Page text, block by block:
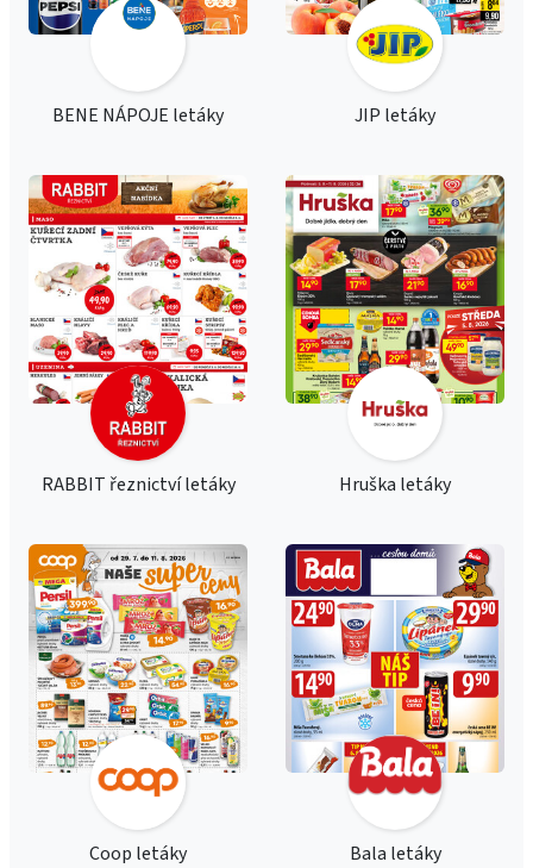
BENE NÁPOJE letáky JIP letáky
RABBIT řeznictví letáky Hruška letáky
Coop letáky Bala letáky